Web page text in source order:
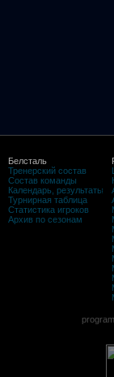
Белсталь
Тренерский состав
Состав команды
Календарь, результаты
Турнирная таблица
Статистика игроков
Архив по сезонам